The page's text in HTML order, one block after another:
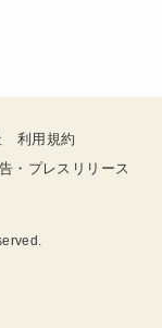
利用規約
・プレスリリース